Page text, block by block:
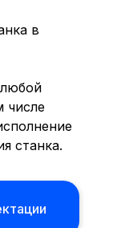
в
числе
станка.